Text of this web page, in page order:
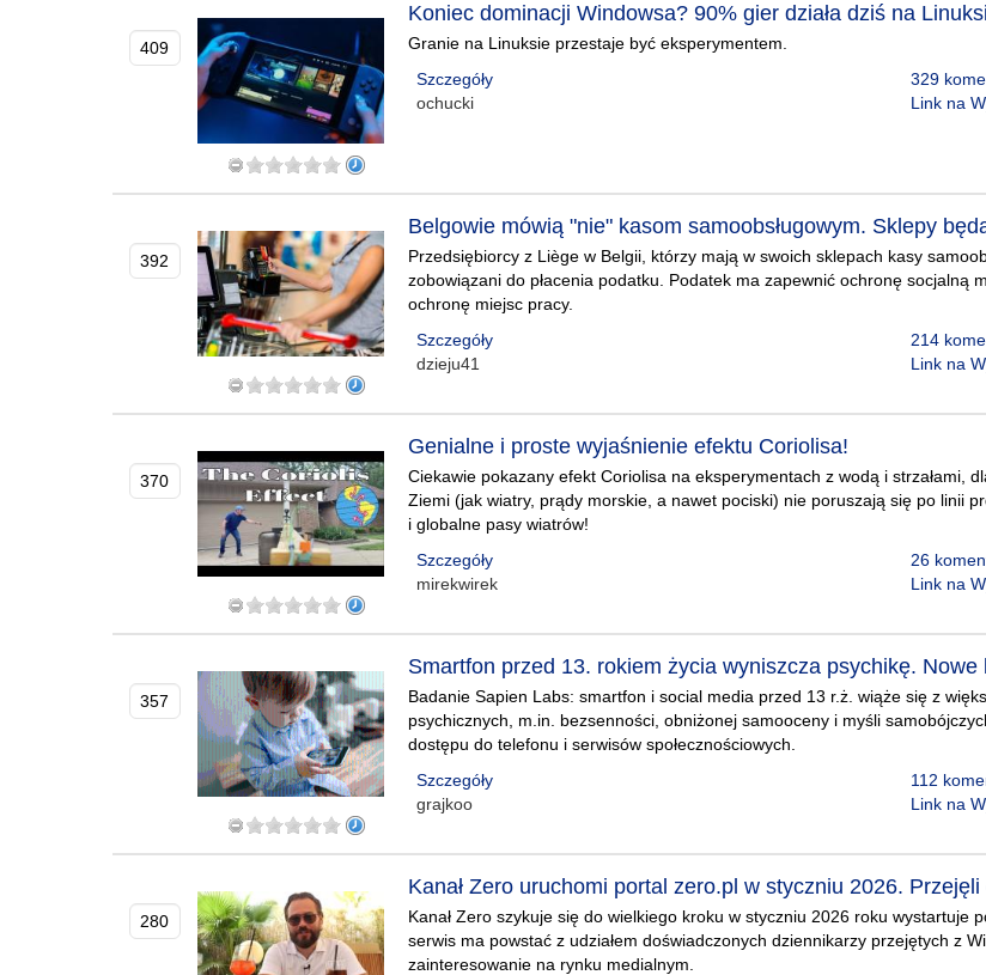
409
Koniec dominacji Windowsa? 90% gier działa dziś na
Granie na Linuksie przestaje być eksperymentem.
Szczegóły
ochucki
329
Link na
392
Belgowie mówią "nie" kasom samoobsługowym. Sklepy
Przedsiębiorcy z Liège w Belgii, którzy mają w swoich sklepach kasy
zobowiązani do płacenia podatku. Podatek ma zapewnić ochronę socjalną
ochronę miejsc pracy.
Szczegóły
dzieju41
214
Link na
370
Genialne i proste wyjaśnienie efektu Coriolisa!
Ciekawie pokazany efekt Coriolisa na eksperymentach z wodą i strzałami,
Ziemi (jak wiatry, prądy morskie, a nawet pociski) nie poruszają się po linii
i globalne pasy wiatrów!
Szczegóły
mirekwirek
26
Link na
357
Smartfon przed 13. rokiem życia wyniszcza psychikę. Nowe
Badanie Sapien Labs: smartfon i social media przed 13 r.ż. wiąże się z
psychicznych, m.in. bezsenności, obniżonej samooceny i myśli
dostępu do telefonu i serwisów społecznościowych.
Szczegóły
grajkoo
112
Link na
280
Kanał Zero uruchomi portal zero.pl w styczniu 2026.
Kanał Zero szykuje się do wielkiego kroku w styczniu 2026 roku wystartuje
serwis ma powstać z udziałem doświadczonych dziennikarzy przejętych z
zainteresowanie na rynku medialnym.